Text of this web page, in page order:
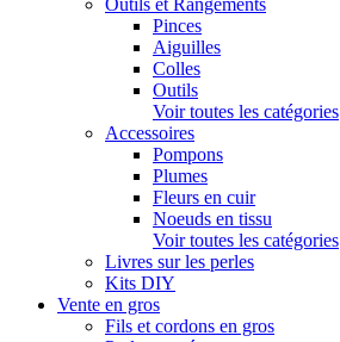
Outils et Rangements
Pinces
Aiguilles
Colles
Outils
Voir toutes les catégories
Accessoires
Pompons
Plumes
Fleurs en cuir
Noeuds en tissu
Voir toutes les catégories
Livres sur les perles
Kits DIY
Vente en gros
Fils et cordons en gros